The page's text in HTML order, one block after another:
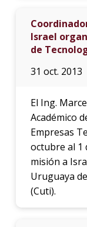
Israel
de
31 oct. 2013
El Ing.
Académico
Empresas
octubre al 1
misión a
Uruguaya
(Cuti).